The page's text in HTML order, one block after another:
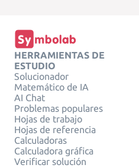
HERRAMIENTAS DE
ESTUDIO
Solucionador
Matemático de IA
AI Chat
Problemas populares
Hojas de trabajo
Hojas de referencia
Calculadoras
Calculadora gráfica
Verificar solución